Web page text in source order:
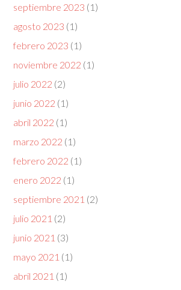
septiembre 2023 (1)
agosto 2023 (1)
febrero 2023 (1)
noviembre 2022 (1)
julio 2022 (2)
junio 2022 (1)
abril 2022 (1)
marzo 2022 (1)
febrero 2022 (1)
enero 2022 (1)
septiembre 2021 (2)
julio 2021 (2)
junio 2021 (3)
mayo 2021 (1)
abril 2021 (1)